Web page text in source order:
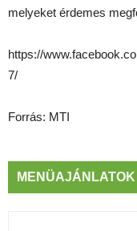
melyeket érdemes
https://
7/
Forrás: MTI